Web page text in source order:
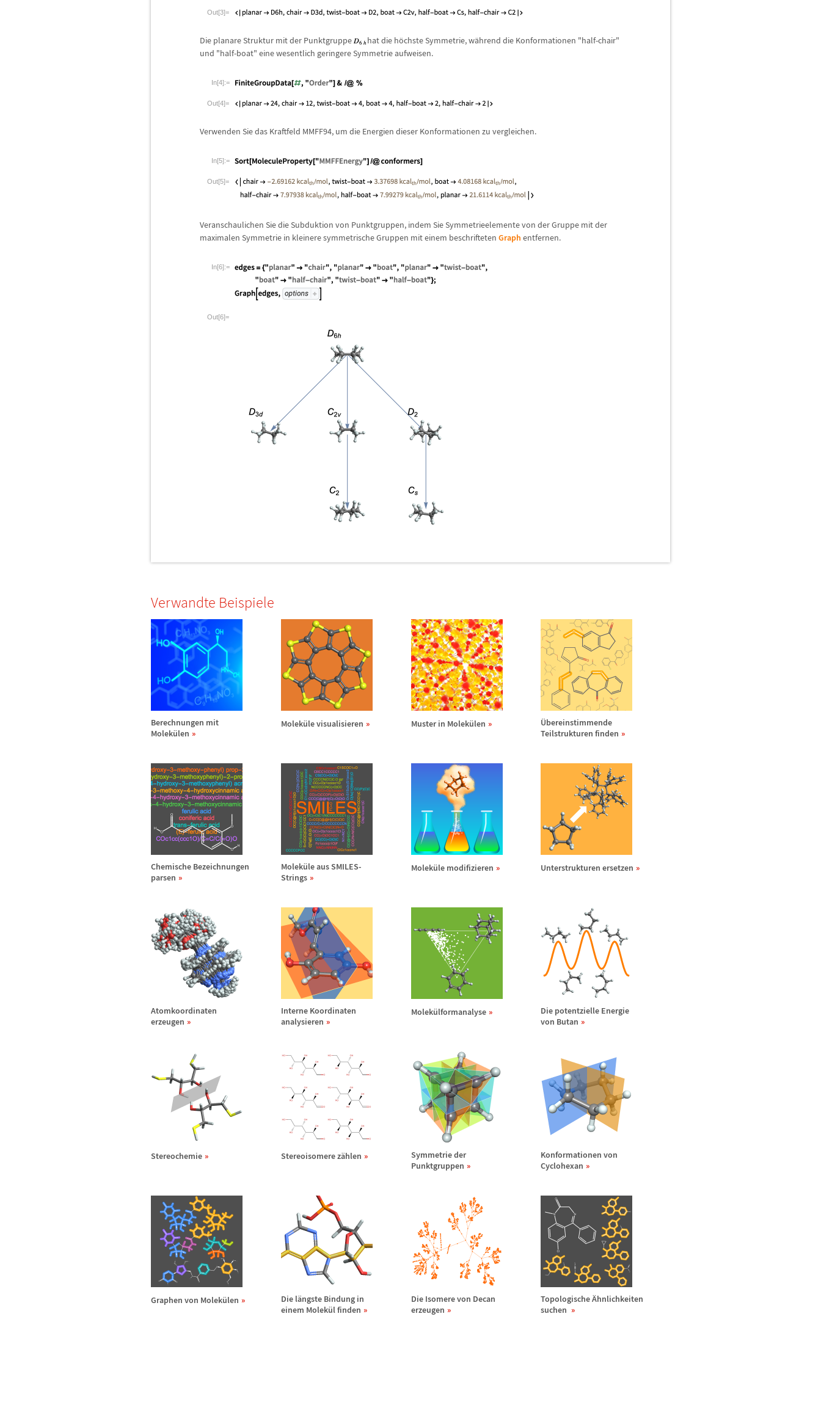
Out[3]=
Die planare Struktur mit der Punktgruppe hat die höchste Symmetrie, während die Konformationen "half-chair"
und "half-boat" eine wesentlich geringere Symmetrie aufweisen.
In[4]:=
Out[4]=
Verwenden Sie das Kraftfeld MMFF94, um die Energien dieser Konformationen zu vergleichen.
In[5]:=
Out[5]=
Veranschaulichen Sie die Subduktion von Punktgruppen, indem Sie Symmetrieelemente von der Gruppe mit der
maximalen Symmetrie in kleinere symmetrische Gruppen mit einem beschrifteten Graph entfernen.
In[6]:=
Out[6]=
Verwandte Beispiele
Berechnungen mit
Molekülen
Moleküle visualisieren Muster in Molekülen Übereinstimmende
Teilstrukturen finden
Chemische Bezeichnungen
parsen
Moleküle aus SMILES-
Strings
Moleküle modifizieren Unterstrukturen ersetzen
Atomkoordinaten
erzeugen
Interne Koordinaten
analysieren
Molekülformanalyse
Die potentzielle Energie
von Butan
Stereochemie Stereoisomere zählen
Symmetrie der
Punktgruppen
Konformationen von
Cyclohexan
Graphen von Molekülen Die längste Bindung in
einem Molekül finden
Die Isomere von Decan
erzeugen
TopologischeÄhnlichkeiten
suchen